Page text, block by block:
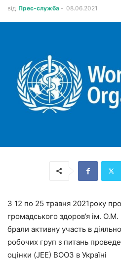
від Прес-служба - 08.06.2021
З 12 по 25 травня 2021року
громадського здоров’я ім.
брали активну участь в
робочих груп з питань
оцінки (JEE) ВООЗ в Україні